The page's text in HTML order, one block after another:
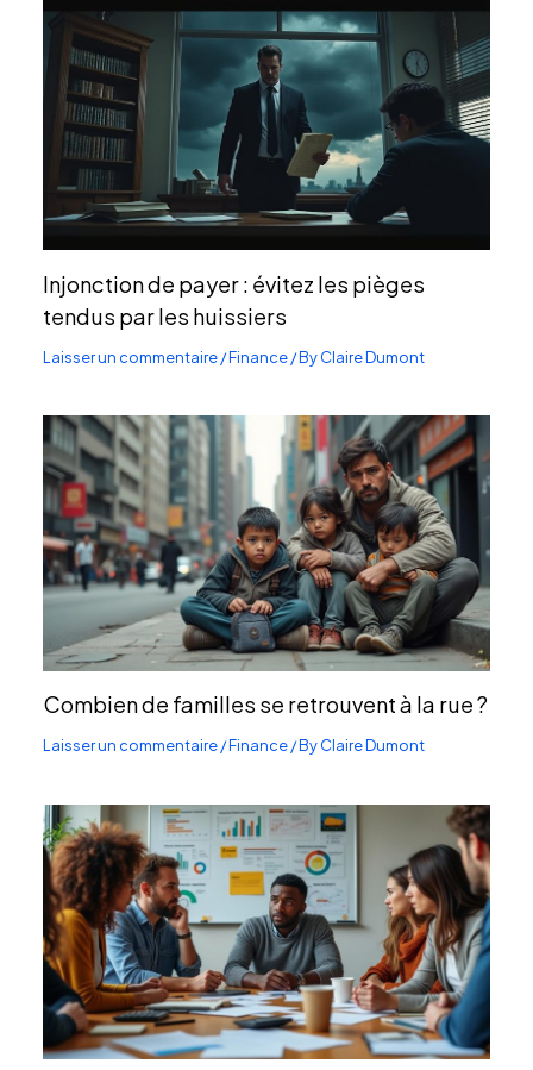
Injonction de payer : évitez les pièges
tendus par les huissiers
Laisser un commentaire/Finance/ ByClaire Dumont
Combien de familles se retrouvent à la rue ?
Laisser un commentaire/Finance/ ByClaire Dumont